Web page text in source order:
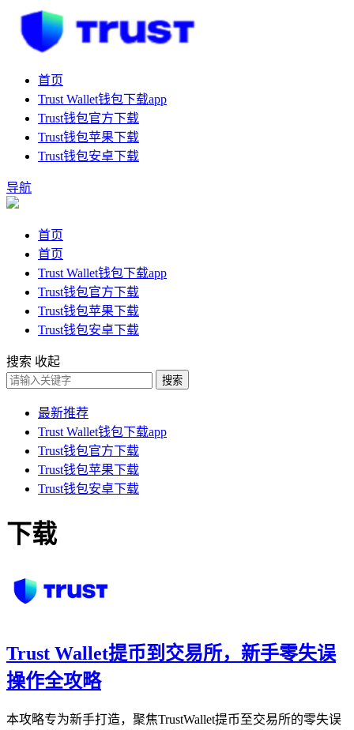
首页
Trust Wallet钱包下载app
Trust钱包官方下载
Trust钱包苹果下载
Trust钱包安卓下载
导航
首页
首页
Trust Wallet钱包下载app
Trust钱包官方下载
Trust钱包苹果下载
Trust钱包安卓下载
搜索 收起
搜索
最新推荐
Trust Wallet钱包下载app
Trust钱包官方下载
Trust钱包苹果下载
Trust钱包安卓下载
下载
Trust Wallet提币到交易所，新手零失误
操作全攻略
本攻略专为新手打造，聚焦TrustWallet提币至交易所的零失误